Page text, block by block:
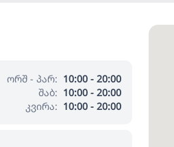
ორშ - პარ: 10:00 - 20:00
შაბ: 10:00 - 20:00
კვირა: 10:00 - 20:00